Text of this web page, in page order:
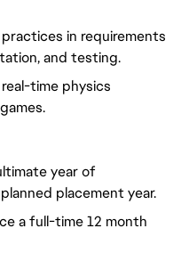
in requirements
and testing.
time physics
year of
placement year.
a full-time 12 month